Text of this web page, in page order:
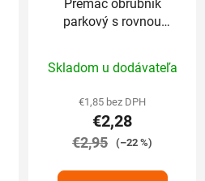
Premac obrubník
parkový s rovnou
Skladom u dodávateľa
€1,85 bez DPH
€2,28
€2,95 (–22 %)